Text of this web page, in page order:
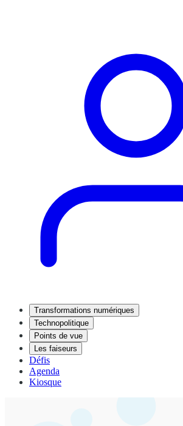
Transformations numériques
Technopolitique
Points de vue
Les faiseurs
Défis
Agenda
Kiosque